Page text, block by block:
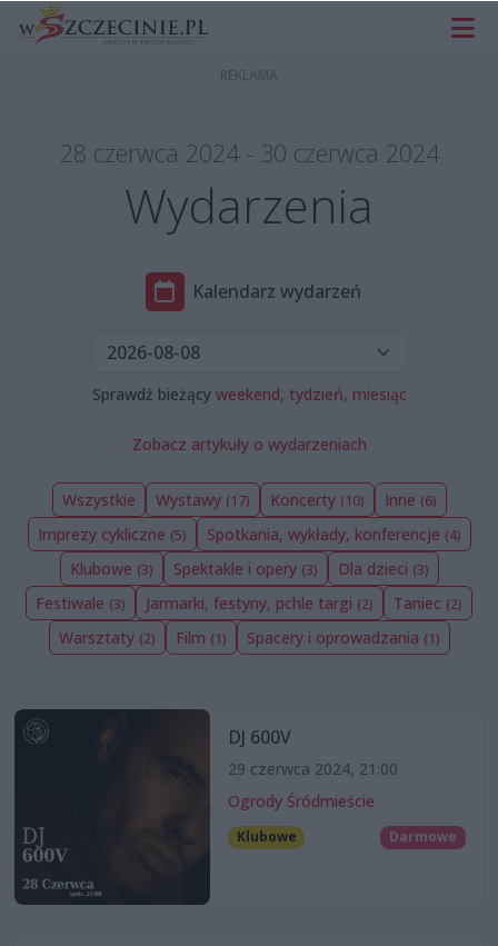
28 czerwca 2024 - 30 czerwca 2024
Wydarzenia
Kalendarz wydarzeń
Sprawdź bieżący weekend, tydzień, miesiąc
Zobacz artykuły o wydarzeniach
Wszystkie Wystawy (17) Koncerty (10) Inne (6)
Imprezy cykliczne (5) Spotkania, wykłady, konferencje (4)
Klubowe (3) Spektakle i opery (3) Dla dzieci (3)
Festiwale (3) Jarmarki, festyny, pchle targi (2) Taniec (2)
Warsztaty (2) Film (1) Spacery i oprowadzania (1)
DJ 600V
29 czerwca 2024, 21:00
Ogrody Śródmieście
Klubowe Darmowe